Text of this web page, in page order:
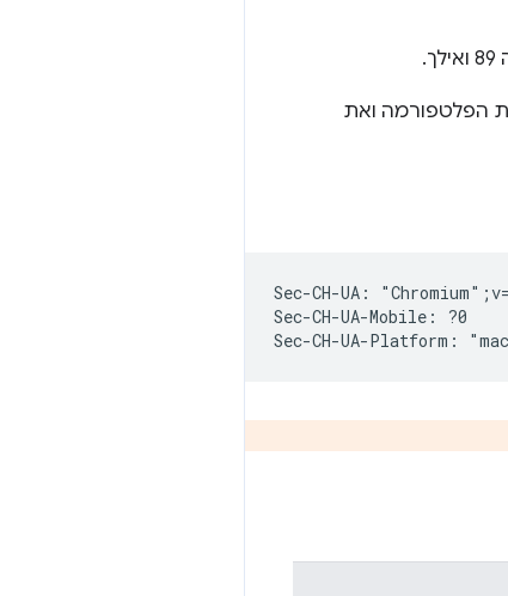
הפלטפורמה ואת
Sec-CH-UA:
Sec-CH-UA-Mobile: ?0